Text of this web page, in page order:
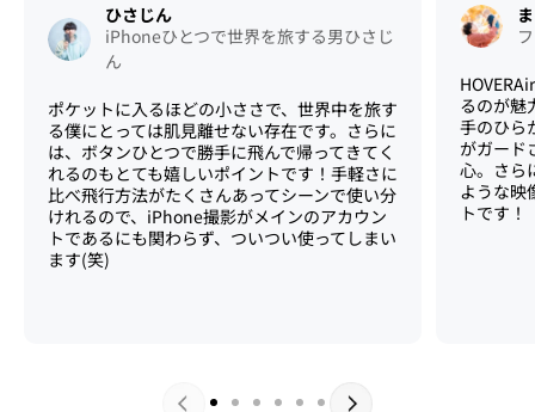
ひさじん
iPhoneひとつで世界を旅する男ひさじ
ん
ポケットに入るほどの小ささで、世界中を旅す
る僕にとっては肌見離せない存在です。さらに
は、ボタンひとつで勝手に飛んで帰ってきてく
れるのもとても嬉しいポイントです！手軽さに
比べ飛行方法がたくさんあってシーンで使い分
けれるので、iPhone撮影がメインのアカウン
トであるにも関わらず、ついつい使ってしまい
ます(笑)
るのが魅
手のひら
がガード
心。さら
ような映
トです！